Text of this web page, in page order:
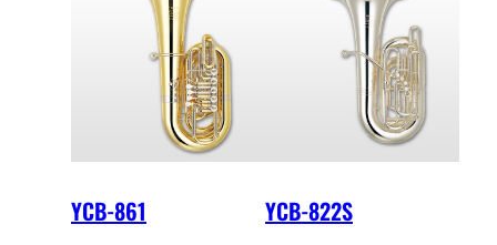
YCB-861 YCB-822S